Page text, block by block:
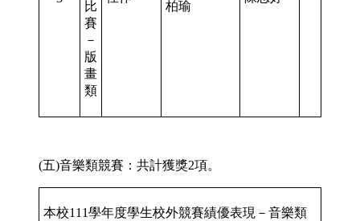
比
賽
－
版
畫
類
柏瑜
(五)音樂類競賽：共計獲獎2項。
本校111學年度學生校外競賽績優表現－音樂類